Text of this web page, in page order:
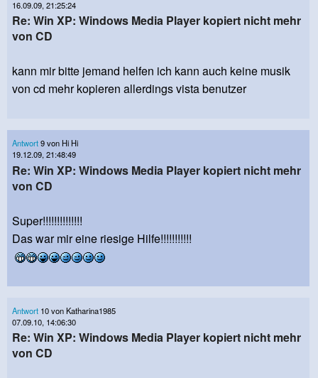
16.09.09, 21:25:24
Re: Win XP: Windows Media Player kopiert nicht mehr
von CD
kann mir bitte jemand helfen ich kann auch keine musik
von cd mehr kopieren allerdings vista benutzer
Antwort9 von Hi Hi
19.12.09, 21:48:49
Re: Win XP: Windows Media Player kopiert nicht mehr
von CD
Super!!!!!!!!!!!!!!
Das war mir eine riesige Hilfe!!!!!!!!!!!
Antwort 10 von Katharina1985
07.09.10, 14:06:30
Re: Win XP: Windows Media Player kopiert nicht mehr
von CD